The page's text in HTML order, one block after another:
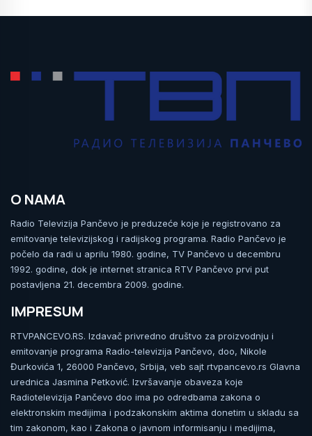
O NAMA
Radio Televizija Pančevo je preduzeće koje je registrovano za
emitovanje televizijskog i radijskog programa. Radio Pančevo je
počelo da radi u aprilu 1980. godine, TV Pančevo u decembru
1992. godine, dok je internet stranica RTV Pančevo prvi put
postavljena 21. decembra 2009. godine.
IMPRESUM
RTVPANCEVO.RS. Izdavač privredno društvo za proizvodnju i
emitovanje programa Radio-televizija Pančevo, doo, Nikole
Đurkovića 1, 26000 Pančevo, Srbija, veb sajt rtvpancevo.rs Glavna
urednica Jasmina Petković. Izvršavanje obaveza koje
Radiotelevizija Pančevo doo ima po odredbama zakona o
elektronskim medijima i podzakonskim aktima donetim u skladu sa
tim zakonom, kao i Zakona o javnom informisanju i medijima,